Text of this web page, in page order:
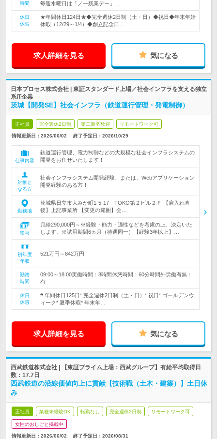
時間
毎週水曜日は「ノー残業デー」…
休日
休暇
★年間休日124日★◆完全週休2日制（土・日）◆祝日◆年末年始
休暇（12/29～1/4）◆創立記念日…
求人詳細を見る 気になる
日本プロセス株式会社 | 東証スタンダード上場／社会インフラを支える独立
系IT企業
茨城【開発SE】社会インフラ（鉄道運行管理・発電制御）
正社員 完全週休2日制 第二新卒歓迎 リモートワーク可
情報更新日：2026/06/02 終了予定日： 2026/10/29
仕事内容
鉄道運行管理、電力制御などの大規模な社会インフラシステムの
開発をお任せいたします！
対象と
なる方
社会インフラシステム開発経験、または、Webアプリケーション
開発経験のある方！
勤務地
茨城県日立市大みか町1-5-17 TOKO第２ビル２Ｆ 【雇入れ直
後】上記事業所 【変更の範囲】会…
給与
月給290,000円～※経験・能力・適性などを考慮の上、決定いた
します。※試用期間6ヵ月（待遇同一）【経験3年以上】…
初年度
年収
521万円～842万円
勤務
時間
09:00～18:00実働時間：8時間休憩時間：60分時間外労働有無：
有
休日
休暇
# 年間休日125日* 完全週休2日制（土・日）* 祝日* ゴールデンウ
ィーク* 夏季休暇* 年末年…
求人詳細を見る 気になる
西武鉄道株式会社 | 【東証プライム上場：西武グループ】有給平均取得日
数：17.7日
西武鉄道の沿線価値向上に貢献【技術職（土木・建築）】土日休
み
正社員 業種未経験OK 転勤なし 完全週休2日制 リモートワーク可
女性のおしごと掲載中
情報更新日：2026/06/02 終了予定日： 2026/08/31